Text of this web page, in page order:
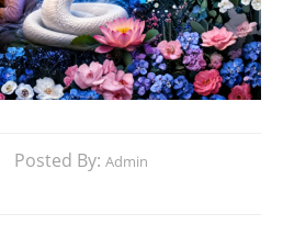
Posted By: Admin